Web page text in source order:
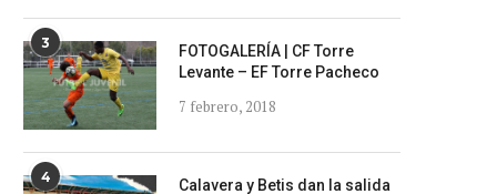
3
FOTOGALERÍA | CF Torre
Levante – EF Torre Pacheco
7 febrero, 2018
4 Calavera y Betis dan la salida